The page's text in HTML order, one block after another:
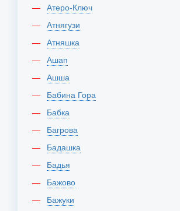
Атеро-Ключ
Атнягузи
Атняшка
Ашап
Ашша
Бабина Гора
Бабка
Багрова
Бадашка
Бадья
Бажово
Бажуки